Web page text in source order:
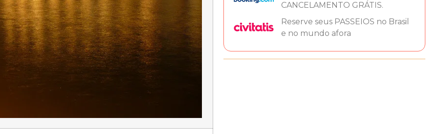
CANCELAMENTO GRÁTIS.
Reserve seus PASSEIOS no Brasil
e no mundo afora